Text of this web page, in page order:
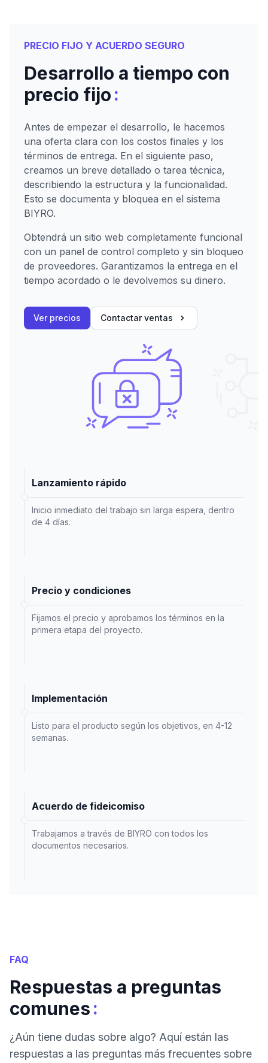
PRECIO FIJO Y ACUERDO SEGURO
Desarrollo a tiempo con
precio fijo:
Antes de empezar el desarrollo, le hacemos
una oferta clara con los costos finales y los
términos de entrega. En el siguiente paso,
creamos un breve detallado o tarea técnica,
describiendo la estructura y la funcionalidad.
Esto se documenta y bloquea en el sistema
BIYRO.
Obtendrá un sitio web completamente funcional
con un panel de control completo y sin bloqueo
de proveedores. Garantizamos la entrega en el
tiempo acordado o le devolvemos su dinero.
Ver precios Contactar ventas
Lanzamiento rápido
Inicio inmediato del trabajo sin larga espera, dentro
de 4 días.
Precio y condiciones
Fijamos el precio y aprobamos los términos en la
primera etapa del proyecto.
Implementación
Listo para el producto según los objetivos, en 4-12
semanas.
Acuerdo de fideicomiso
Trabajamos a través de BIYRO con todos los
documentos necesarios.
FAQ
Respuestas a preguntas
comunes:
¿Aún tiene dudas sobre algo? Aquí están las
respuestas a las preguntas más frecuentes sobre